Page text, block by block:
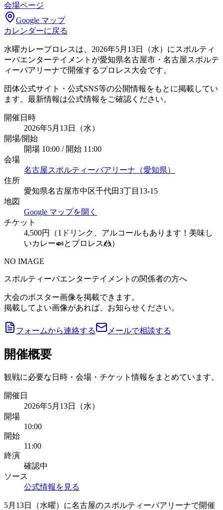
会場ページ
Google マップ
カレンダーに戻る
水曜カレープロレスは、2026年5月13日（水）にスポルティ
ーバエンターテイメントが愛知県名古屋市・名古屋スポルテ
ィーバアリーナで開催するプロレス大会です。
団体公式サイト・公式SNS等の公開情報をもとに掲載してい
ます。最新情報は公式情報をご確認ください。
開催日時
2026年5月13日（水）
開場/開始
開場 10:00 / 開始 11:00
会場
名古屋スポルティーバアリーナ（愛知県）
住所
愛知県名古屋市中区千代田3丁目13-15
地図
Google マップを開く
チケット
4,500円（1ドリンク、アルコールもあります！美味し
いカレー🍛とプロレス🤼）
NO IMAGE
スポルティーバエンターテイメントの関係者の方へ
大会のポスター画像を掲載できます。
掲載してよい画像があれば、お知らせください。
フォームから連絡する メールで相談する
開催概要
観戦に必要な日時・会場・チケット情報をまとめています。
開催日
2026年5月13日（水）
開場
10:00
開始
11:00
終演
確認中
ソース
公式情報を見る
5月13日（水曜）に名古屋のスポルティーバアリーナで開催